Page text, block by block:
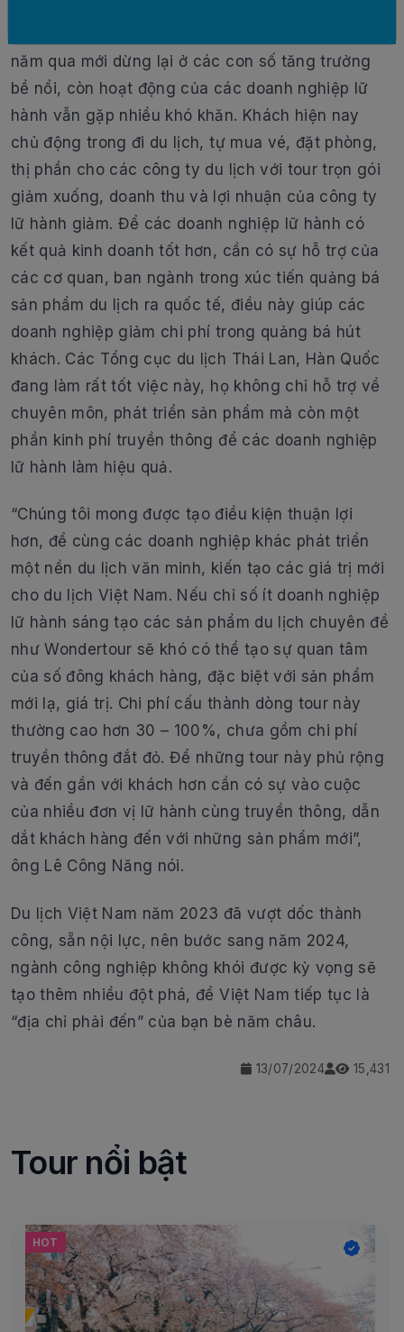
năm qua mới dừng lại ở các con số tăng trưởng
bề nổi, còn hoạt động của các doanh nghiệp lữ
hành vẫn gặp nhiều khó khăn. Khách hiện nay
chủ động trong đi du lịch, tự mua vé, đặt phòng,
thị phần cho các công ty du lịch với tour trọn gói
giảm xuống, doanh thu và lợi nhuận của công ty
lữ hành giảm. Để các doanh nghiệp lữ hành có
kết quả kinh doanh tốt hơn, cần có sự hỗ trợ của
các cơ quan, ban ngành trong xúc tiến quảng bá
sản phẩm du lịch ra quốc tế, điều này giúp các
doanh nghiệp giảm chi phí trong quảng bá hút
khách. Các Tổng cục du lịch Thái Lan, Hàn Quốc
đang làm rất tốt việc này, họ không chỉ hỗ trợ về
chuyên môn, phát triển sản phẩm mà còn một
phần kinh phí truyền thông để các doanh nghiệp
lữ hành làm hiệu quả.
“Chúng tôi mong được tạo điều kiện thuận lợi
hơn, để cùng các doanh nghiệp khác phát triển
một nền du lịch văn minh, kiến tạo các giá trị mới
cho du lịch Việt Nam. Nếu chỉ số ít doanh nghiệp
lữ hành sáng tạo các sản phẩm du lịch chuyên đề
như Wondertour sẽ khó có thể tạo sự quan tâm
của số đông khách hàng, đặc biệt với sản phẩm
mới lạ, giá trị. Chi phí cấu thành dòng tour này
thường cao hơn 30 – 100%, chưa gồm chi phí
truyền thông đắt đỏ. Để những tour này phủ rộng
và đến gần với khách hơn cần có sự vào cuộc
của nhiều đơn vị lữ hành cùng truyền thông, dẫn
dắt khách hàng đến với những sản phẩm mới”,
ông Lê Công Năng nói.
Du lịch Việt Nam năm 2023 đã vượt dốc thành
công, sẵn nội lực, nên bước sang năm 2024,
ngành công nghiệp không khói được kỳ vọng sẽ
tạo thêm nhiều đột phá, để Việt Nam tiếp tục là
“địa chỉ phải đến” của bạn bè năm châu.
13/07/2024 15,431
Tour nổi bật
HOT